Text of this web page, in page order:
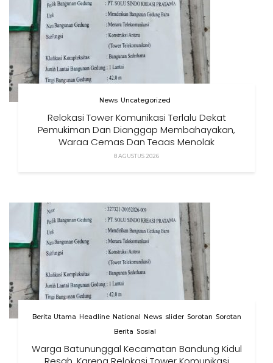
News Uncategorized
Relokasi Tower Komunikasi Terlalu Dekat
Pemukiman Dan Dianggap Membahayakan,
Warga Cemas Dan Tegas Menolak
8 AGUSTUS 2026
Berita Utama Headline National News slider Sorotan Sorotan
Berita Sosial
Warga Batununggal Kecamatan Bandung Kidul